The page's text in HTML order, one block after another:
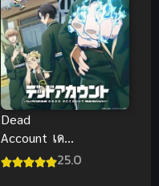
Dead
Account เดด
แอ็กเคานต์25.0